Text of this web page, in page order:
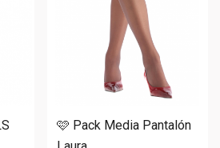
🩷 Pack Media Pantalón